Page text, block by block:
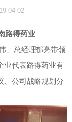
公司新闻
04-02
路得药业
、总经理郁亮带领
业代表路得药业有
、公司战略规划分